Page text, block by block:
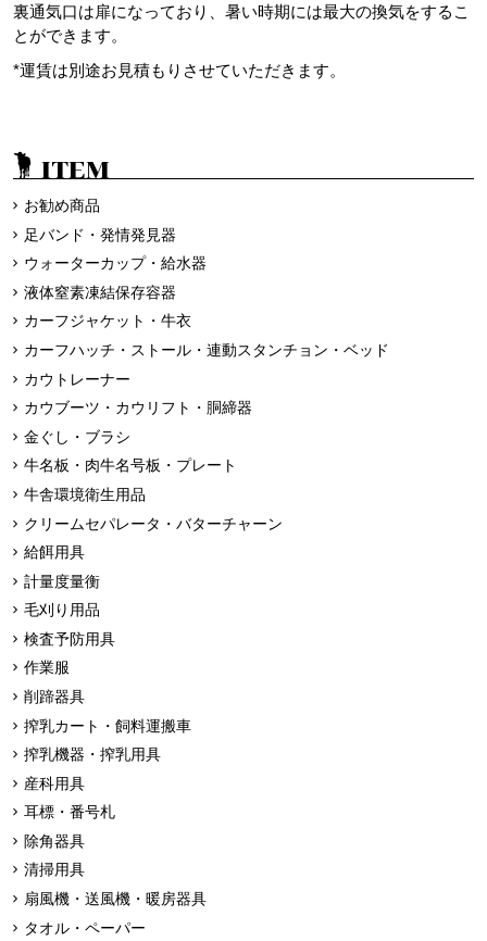
裏通気口は扉になっており、暑い時期には最大の換気をするこ
とができます。
*運賃は別途お見積もりさせていただきます。
ITEM
お勧め商品
足バンド・発情発見器
ウォーターカップ・給水器
液体窒素凍結保存容器
カーフジャケット・牛衣
カーフハッチ・ストール・連動スタンチョン・ベッド
カウトレーナー
カウブーツ・カウリフト・胴締器
金ぐし・ブラシ
牛名板・肉牛名号板・プレート
牛舎環境衛生用品
クリームセパレータ・バターチャーン
給餌用具
計量度量衡
毛刈り用品
検査予防用具
作業服
削蹄器具
搾乳カート・飼料運搬車
搾乳機器・搾乳用具
産科用具
耳標・番号札
除角器具
清掃用具
扇風機・送風機・暖房器具
タオル・ペーパー